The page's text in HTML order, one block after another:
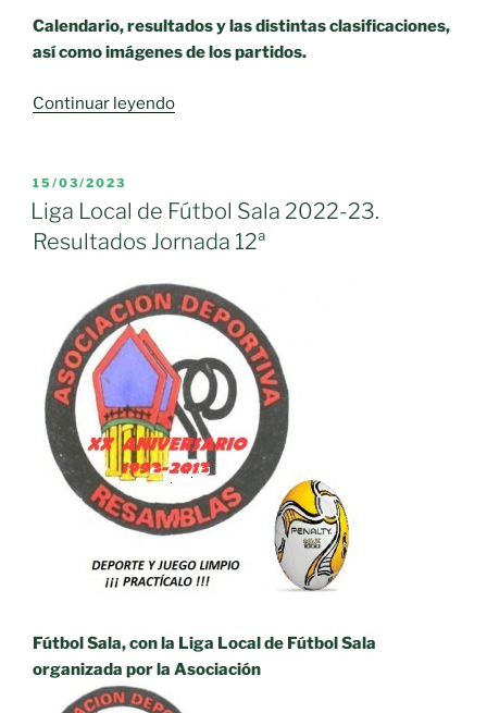
Calendario, resultados y las distintas clasificaciones,
así como imágenes de los partidos.
Continuar leyendo«Liga
Sala
2022-
Resultados
Jornada
PUBLICADO
EL
15/03/2023
Liga Local de Fútbol Sala 2022-23.
Resultados Jornada 12ª
Fútbol Sala, con la Liga Local de Fútbol Sala
organizada por la Asociación